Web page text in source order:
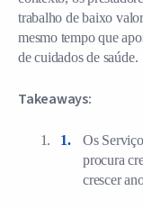
trabalho de baixo
mesmo tempo que
de cuidados de saúde.
Takeaways:
Os
procura
crescer